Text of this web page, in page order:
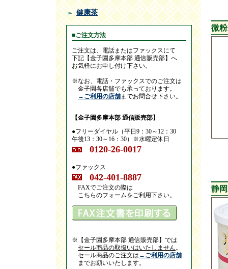
健康茶
■ご注文方法
ご注文は、電話またはファックスにて
下記【金子園多摩本部 通信販売部】へ
お気軽にお申し付け下さい。
※なお、電話・ファックスでのご注文は
金子園各店舖でも承っております。
→ご利用の店舗までお問合せ下さい。
【金子園多摩本部 通信販売部】
●フリーダイヤル（平日9：30～12：30
午後13：30～16：30）※水曜定休日
0120-26-0017
●ファックス
042-401-8887
FAXでご注文の際は
こちらのフォームをご利用下さい。
※【金子園多摩本部 通信販売部】では
セール商品の取扱いはいたしません。
セール商品のご注文は →ご利用の店舗
までお願いいたします。
微
静